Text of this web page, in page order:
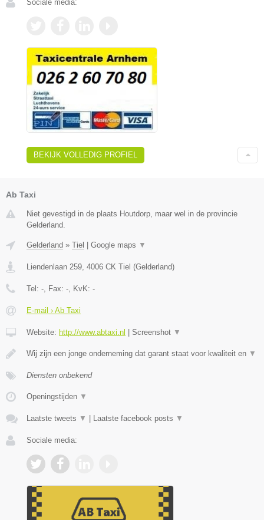
Sociale media:
BEKIJK VOLLEDIG PROFIEL
Ab Taxi
Niet gevestigd in de plaats Houtdorp, maar wel in de provincie
Gelderland.
Gelderland » Tiel | Google maps ▼
Liendenlaan 259 4006 CK Tiel (Gelderland)
Tel: - , Fax: - , KvK: -
E-mail › Ab Taxi
Website: http://www.abtaxi.nl | Screenshot ▼
Wij zijn een jonge onderneming dat garant staat voor kwaliteit en ▼
Diensten onbekend
Openingstijden ▼
Laatste tweets ▼ | Laatste facebook posts ▼
Sociale media: